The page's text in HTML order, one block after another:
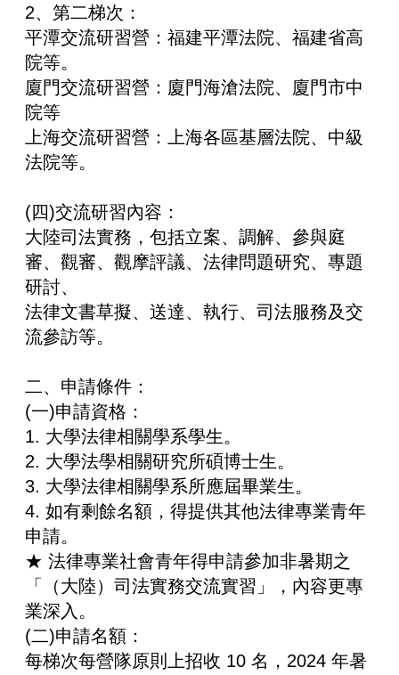
2、第二梯次：
平潭交流研習營：福建平潭法院、福建省高
院等。
廈門交流研習營：廈門海滄法院、廈門市中
院等
上海交流研習營：上海各區基層法院、中級
法院等。
(四)交流研習內容：
大陸司法實務，包括立案、調解、參與庭
審、觀審、觀摩評議、法律問題研究、專題
研討、
法律文書草擬、送達、執行、司法服務及交
流參訪等。
二、申請條件：
(一)申請資格：
1. 大學法律相關學系學生。
2. 大學法學相關研究所碩博士生。
3. 大學法律相關學系所應屆畢業生。
4. 如有剩餘名額，得提供其他法律專業青年
申請。
★ 法律專業社會青年得申請參加非暑期之
「（大陸）司法實務交流實習」，內容更專
業深入。
(二)申請名額：
每梯次每營隊原則上招收 10 名，2024 年暑